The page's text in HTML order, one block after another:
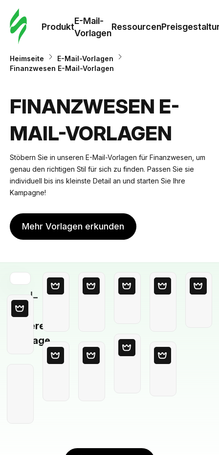
Produkt
E-Mail-
Vorlagen
Ressourcen
Heimseite
E-Mail-Vorlagen
Finanzwesen E-Mail-Vorlagen
FINANZWESEN E-
MAIL-VORLAGEN
Stöbern Sie in unseren E-Mail-Vorlagen für Finanzwesen, um
genau den richtigen Stil für sich zu finden. Passen Sie sie
individuell bis ins kleinste Detail an und starten Sie Ihre
Kampagne!
Mehr Vorlagen erkunden
Leere
Vorlage